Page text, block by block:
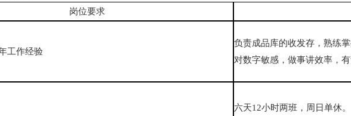
岗位要求
工作经验
负责成品库的收发存，熟练
对数字敏感，做事讲效率，
六天12小时两班，周日单休。